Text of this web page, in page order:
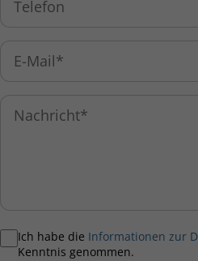
Ich habe die Informationen zur
Kenntnis genommen.